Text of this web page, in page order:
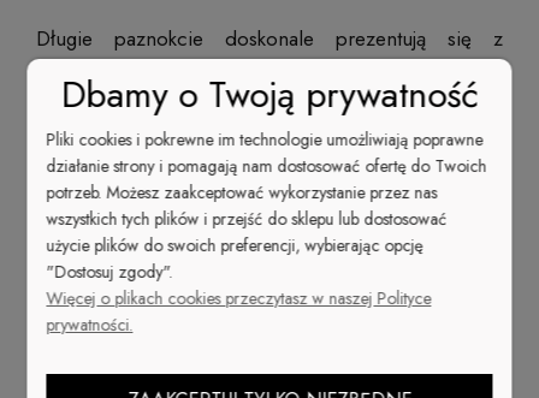
Długie paznokcie doskonale prezentują się z
delikatnymi, pastelowymi odcieniami. Dlatego, jeśli
jesteś z natury romantyczką, to z pewnością
tegoroczne trendy przypadną Ci do gustu.
na paznokciachbędzie idealna w chłodnym odcieniu
mięty, ale także soczystej maliny czy cytrynowej żółci.
Jednak to nie koniec możliwości. Panie kochające
klasykę nadal mogą śmiało wybierać czerwienie oraz
lakiery cieliste(wszelkie odcienie nude). Kobiety z
prawdziwym pazurem (dosłownie i w przenośni)
także znajdą coś dla siebie - trendy 2020 zachęcają
do odważnego używaniametalicznych lakierów do
Dbamy o Twoją prywatność
Pliki cookies i pokrewne im technologie umożliwiają poprawne
działanie strony i pomagają nam dostosować ofertę do Twoich
potrzeb. Możesz zaakceptować wykorzystanie przez nas
wszystkich tych plików i przejść do sklepu lub dostosować
użycie plików do swoich preferencji, wybierając opcję
"Dostosuj zgody".
Więcej o plikach cookies przeczytasz w naszej Polityce
prywatności.